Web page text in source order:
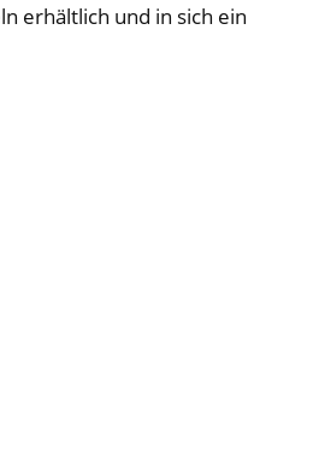
erhältlich und in sich ein